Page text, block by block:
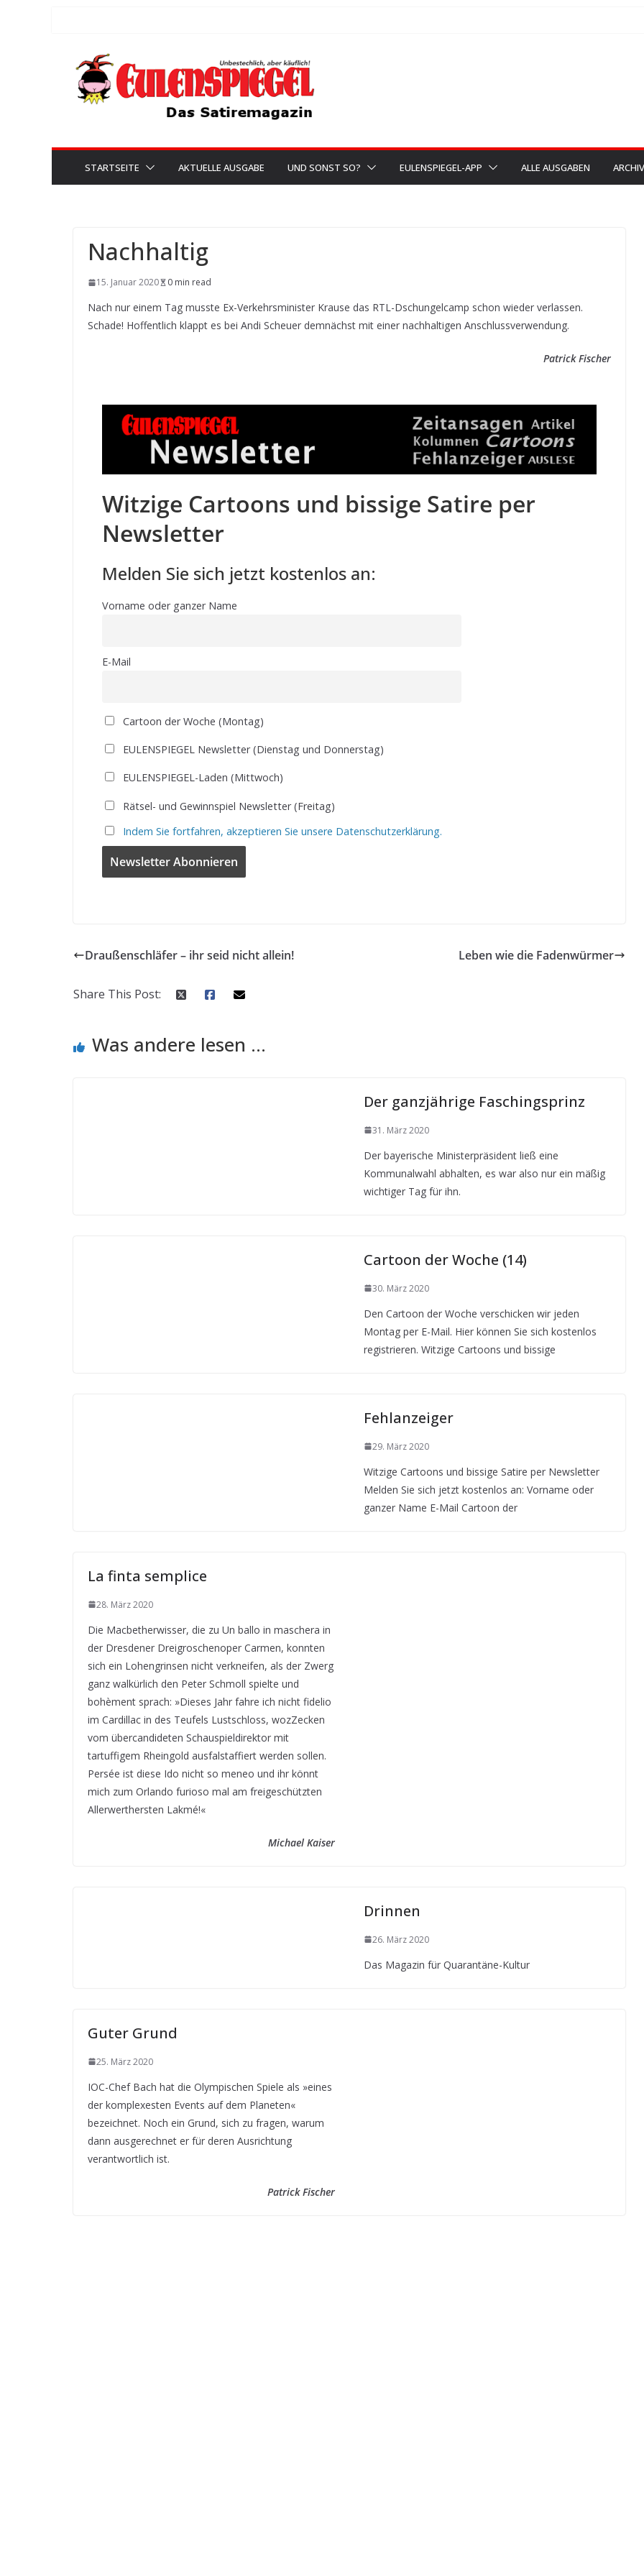
springen
STARTSEITE AKTUELLE AUSGABE UND SONST SO? EULENSPIEGEL-APP ALLE AUSGABEN ARCHIV
Nachhaltig
15. Januar 2020 0 min read
Nach nur einem Tag musste Ex-Verkehrsminister Krause das RTL-Dschungelcamp schon wieder verlassen.
Schade! Hoffentlich klappt es bei Andi Scheuer demnächst mit einer nachhaltigen Anschlussverwendung.
Patrick Fischer
Witzige Cartoons und bissige Satire per
Newsletter
Melden Sie sich jetzt kostenlos an:
Vorname oder ganzer Name
E-Mail
Cartoon der Woche (Montag)
EULENSPIEGEL Newsletter (Dienstag und Donnerstag)
EULENSPIEGEL-Laden (Mittwoch)
Rätsel- und Gewinnspiel Newsletter (Freitag)
Indem Sie fortfahren, akzeptieren Sie unsere Datenschutzerklärung.
Draußenschläfer – ihr seid nicht allein! Leben wie die Fadenwürmer
Share This Post:
Was andere lesen ...
Der ganzjährige Faschingsprinz
31. März 2020
Der bayerische Ministerpräsident ließ eine
Kommunalwahl abhalten, es war also nur ein mäßig
wichtiger Tag für ihn.
Cartoon der Woche (14)
30. März 2020
Den Cartoon der Woche verschicken wir jeden
Montag per E-Mail. Hier können Sie sich kostenlos
registrieren. Witzige Cartoons und bissige
Fehlanzeiger
29. März 2020
Witzige Cartoons und bissige Satire per Newsletter
Melden Sie sich jetzt kostenlos an: Vorname oder
ganzer Name E-Mail Cartoon der
La finta semplice
28. März 2020
Die Macbetherwisser, die zu Un ballo in maschera in
der Dresdener Dreigroschenoper Carmen, konnten
sich ein Lohengrinsen nicht verkneifen, als der Zwerg
ganz walkürlich den Peter Schmoll spielte und
bohèment sprach: »Dieses Jahr fahre ich nicht fidelio
im Cardillac in des Teufels Lustschloss, wozZecken
vom übercandideten Schauspieldirektor mit
tartuffigem Rheingold ausfalstaffiert werden sollen.
Persée ist diese Ido nicht so meneo und ihr könnt
mich zum Orlando furioso mal am freigeschützten
Allerwerthersten Lakmé!«
Michael Kaiser
Drinnen
26. März 2020
Das Magazin für Quarantäne-Kultur
Guter Grund
25. März 2020
IOC-Chef Bach hat die Olympischen Spiele als »eines
der komplexesten Events auf dem Planeten«
bezeichnet. Noch ein Grund, sich zu fragen, warum
dann ausgerechnet er für deren Ausrichtung
verantwortlich ist.
Patrick Fischer